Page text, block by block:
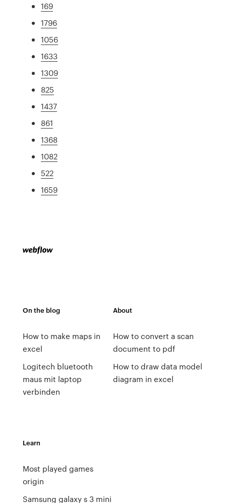
169
1796
1056
1633
1309
825
1437
861
1368
1082
522
1659
On the blog
How to make maps in
excel
Logitech bluetooth
maus mit laptop
verbinden
About
How to convert a scan
document to pdf
How to draw data model
diagram in excel
Learn
Most played games
origin
Samsung galaxy s 3 mini